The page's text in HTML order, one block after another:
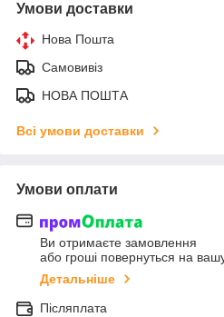
Умови доставки
Нова Пошта
Самовивіз
НОВА ПОШТА
Всі умови доставки
Умови оплати
Ви отримаєте замовлення
або гроші повернуться на
Детальніше
Післяплата